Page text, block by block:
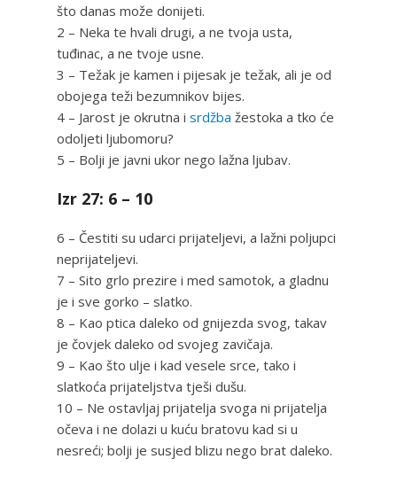
što danas može donijeti.
2 – Neka te hvali drugi, a ne tvoja usta,
tuđinac, a ne tvoje usne.
3 – Težak je kamen i pijesak je težak, ali je od
obojega teži bezumnikov bijes.
4 – Jarost je okrutna i srdžba žestoka a tko će
odoljeti ljubomoru?
5 – Bolji je javni ukor nego lažna ljubav.
Izr 27: 6 – 10
6 – Čestiti su udarci prijateljevi, a lažni poljupci
neprijateljevi.
7 – Sito grlo prezire i med samotok, a gladnu
je i sve gorko – slatko.
8 – Kao ptica daleko od gnijezda svog, takav
je čovjek daleko od svojeg zavičaja.
9 – Kao što ulje i kad vesele srce, tako i
slatkoća prijateljstva tješi dušu.
10 – Ne ostavljaj prijatelja svoga ni prijatelja
očeva i ne dolazi u kuću bratovu kad si u
nesreći; bolji je susjed blizu nego brat daleko.